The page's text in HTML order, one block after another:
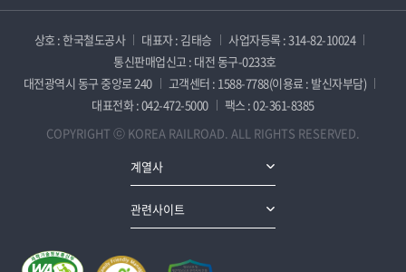
상호 : 한국철도공사 대표자 : 김태승
사업자등록 : 314-82-10024
통신판매업신고 : 대전 동구-0233호
대전광역시 동구 중앙로 240
고객센터 : 1588-7788(이용료 : 발신자부담)
대표전화 : 042-472-5000
팩스 : 02-361-8385
COPYRIGHT ⓒ KOREA RAILROAD. ALL RIGHTS RESERVED.
계열사
관련사이트